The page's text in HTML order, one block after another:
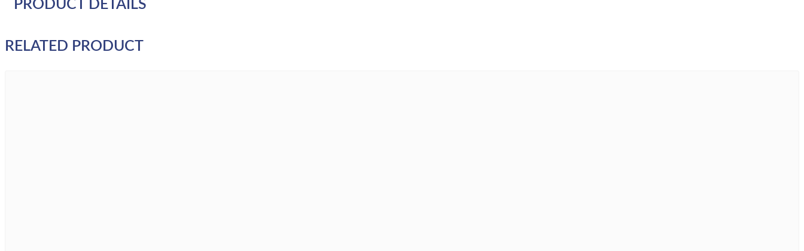
PRODUCT DETAILS
RELATED PRODUCT